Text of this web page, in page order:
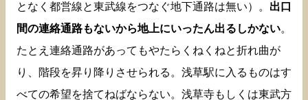
となく都営線と東武線をつなぐ地下通路は無い）。 出口
間の連絡通路もないから地上にいったん出るしかない。
たとえ連絡通路があってもやたらくねくねと折れ曲が
り、階段を昇り降りさせられる。浅草駅に入るものはす
べての希望を捨てねばならない。浅草寺もしくは東武方